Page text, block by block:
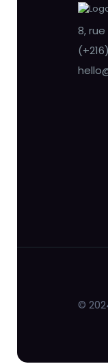
8,
©